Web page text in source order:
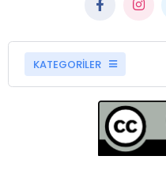
KATEGORİLER